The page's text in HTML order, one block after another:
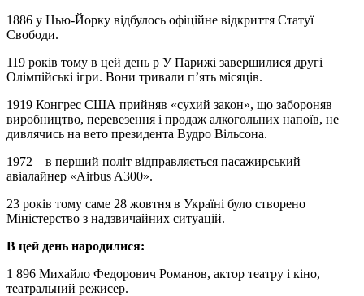
1886 у Нью-Йорку відбулось офіційне відкриття Статуї
Свободи.
119 років тому в цей день р У Парижі завершилися другі
Олімпійські ігри. Вони тривали п’ять місяців.
1919 Конгрес США прийняв «сухий закон», що забороняв
виробництво, перевезення і продаж алкогольних напоїв, не
дивлячись на вето президента Вудро Вільсона.
1972 – в перший політ відправляється пасажирський
авіалайнер «Airbus A300».
23 років тому саме 28 жовтня в Україні було створено
Міністерство з надзвичайних ситуацій.
В цей день народилися:
1 896 Михайло Федорович Романов, актор театру і кіно,
театральний режисер.